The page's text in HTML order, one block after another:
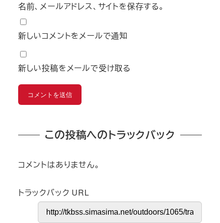
名前、メールアドレス、サイトを保存する。
新しいコメントをメールで通知
新しい投稿をメールで受け取る
この投稿へのトラックバック
コメントはありません。
トラックバック URL